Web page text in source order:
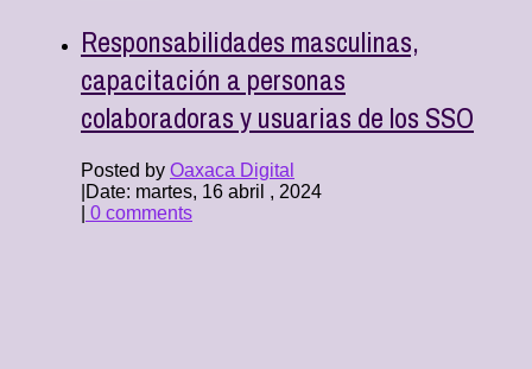
Responsabilidades masculinas,
capacitación a personas
colaboradoras y usuarias de los SSO
Posted by Oaxaca Digital
Date: martes, 16 abril , 2024
0 comments